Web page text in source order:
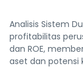
Analisis Sistem
profitabilitas
dan ROE,
aset dan potensi